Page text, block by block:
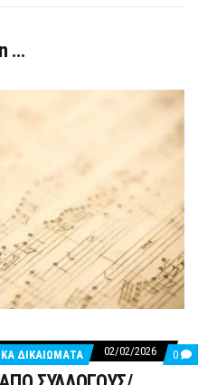
…
ΔΙΚΑΙΩΜΑΤΑ 02/02/2026 0
ON